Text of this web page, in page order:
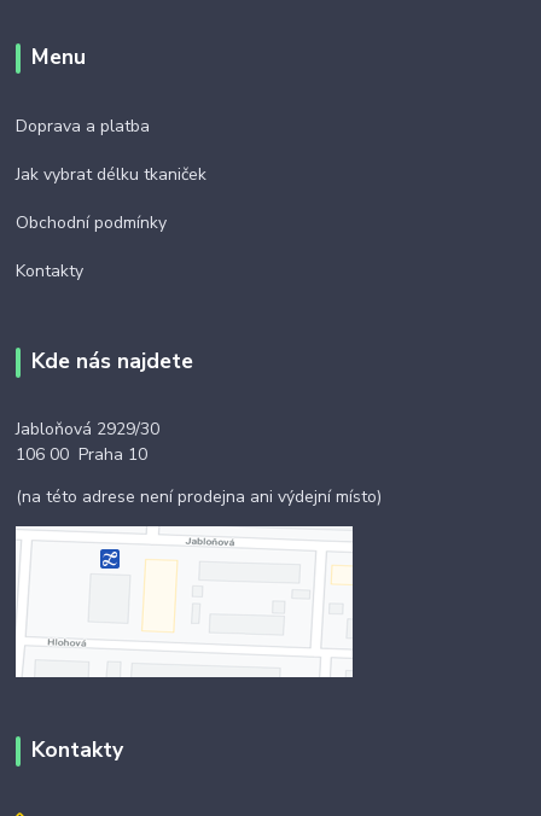
Menu
Doprava a platba
Jak vybrat délku tkaniček
Obchodní podmínky
Kontakty
Kde nás najdete
Jabloňová 2929/30
106 00 Praha 10
(na této adrese není prodejna ani výdejní místo)
Kontakty